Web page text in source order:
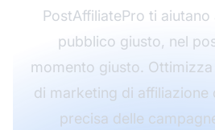
PostAffiliatePro ti
pubblico giusto, nel
momento giusto.
di marketing di affiliazione
precisa delle